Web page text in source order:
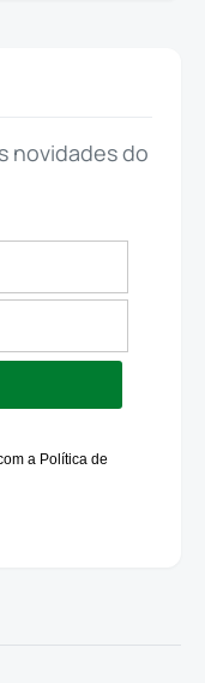
novidades do
a Política de